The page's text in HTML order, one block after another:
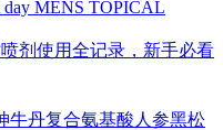
MENS TOPICAL
剂使用全记录，新手必看
牛丹复合氨基酸人参黑松